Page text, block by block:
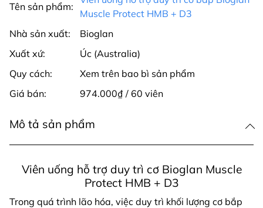
Tên sản phẩm:
Muscle Protect HMB + D3
Nhà sản xuất:
Bioglan
Xuất xứ:
Úc (Australia)
Quy cách:
Xem trên bao bì sản phẩm
Giá bán:
974.000₫ / 60 viên
Mô tả sản phẩm
Viên uống hỗ trợ duy trì cơ Bioglan Muscle
Protect HMB + D3
Trong quá trình lão hóa, việc duy trì khối lượng cơ bắp